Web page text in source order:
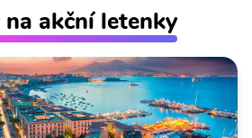
akční letenky